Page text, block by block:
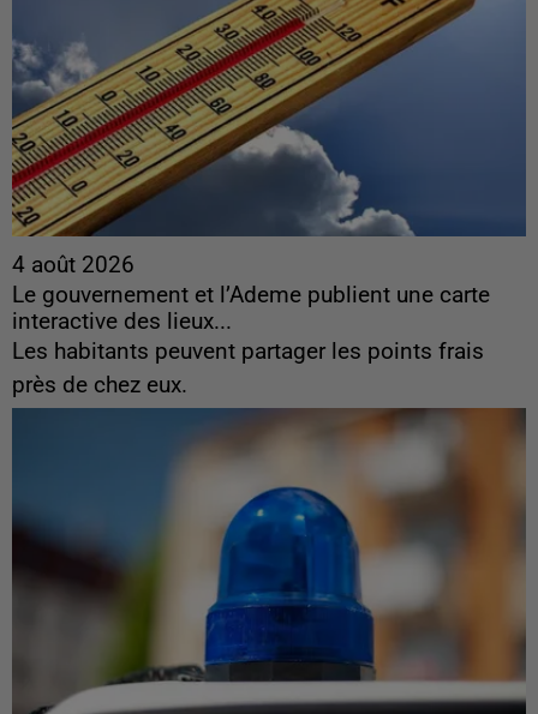
4 août 2026
Le gouvernement et l’Ademe publient une carte
interactive des lieux...
Les habitants peuvent partager les points frais
près de chez eux.